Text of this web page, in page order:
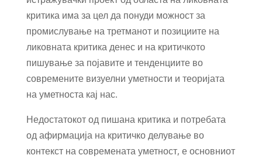
критика има за цел да понуди можност за
промислување на третманот и позициите на
ликовната критика денес и на критичкото
пишување за појавите и тенденциите во
современите визуелни уметности и теоријата
на уметноста кај нас.
Недостатокот од пишана критика и потребата
од афирмација на критичко делување во
контекст на современата уметност, е основниот